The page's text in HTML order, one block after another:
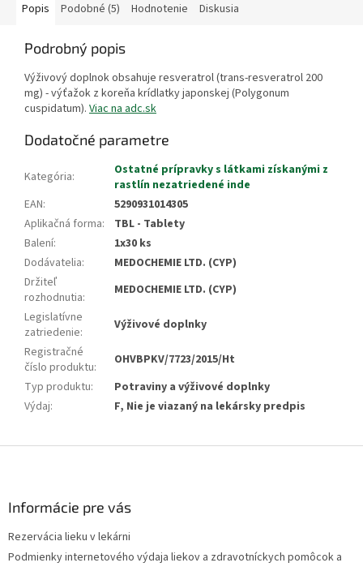
Popis Podobné (5) Hodnotenie Diskusia
Podrobný popis
Výživový doplnok obsahuje resveratrol (trans-resveratrol 200
mg) - výťažok z koreňa krídlatky japonskej (Polygonum
cuspidatum). Viac na adc.sk
Dodatočné parametre
Kategória:
Ostatné prípravky s látkami získanými z
rastlín nezatriedené inde
EAN:
5290931014305
Aplikačná forma:
TBL - Tablety
Balení:
1x30 ks
Dodávatelia:
MEDOCHEMIE LTD. (CYP)
Držiteľ
rozhodnutia:
MEDOCHEMIE LTD. (CYP)
Legislatívne
zatriedenie:
Výživové doplnky
Registračné
číslo produktu:
OHVBPKV/7723/2015/Ht
Typ produktu:
Potraviny a výživové doplnky
Výdaj: F, Nie je viazaný na lekársky predpis
Informácie pre vás
Rezervácia lieku v lekárni
Podmienky internetového výdaja liekov a zdravotníckych pomôcok a